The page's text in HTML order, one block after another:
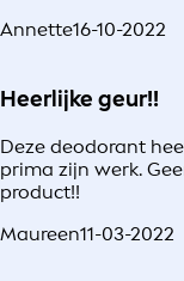
Annette16-10-2022
Heerlijke geur!!
Deze deodorant
prima zijn werk.
product!!
Maureen11-03-2022